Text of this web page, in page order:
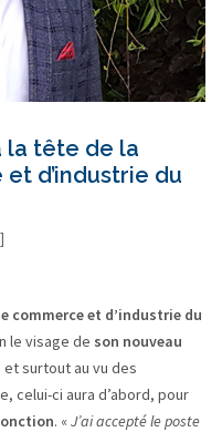
la tête de la
d’industrie du
commerce et d’industrie du
le visage de son nouveau
et surtout au vu des
celui-ci aura d’abord, pour
. «J’ai accepté le poste